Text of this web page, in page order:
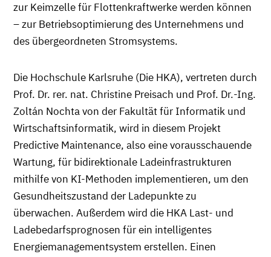
zur Keimzelle für Flottenkraftwerke werden können
– zur Betriebsoptimierung des Unternehmens und
des übergeordneten Stromsystems.
Die Hochschule Karlsruhe (Die HKA), vertreten durch
Prof. Dr. rer. nat. Christine Preisach und Prof. Dr.-Ing.
Zoltán Nochta von der Fakultät für Informatik und
Wirtschaftsinformatik, wird in diesem Projekt
Predictive Maintenance, also eine vorausschauende
Wartung, für bidirektionale Ladeinfrastrukturen
mithilfe von KI-Methoden implementieren, um den
Gesundheitszustand der Ladepunkte zu
überwachen. Außerdem wird die HKA Last- und
Ladebedarfsprognosen für ein intelligentes
Energiemanagementsystem erstellen. Einen